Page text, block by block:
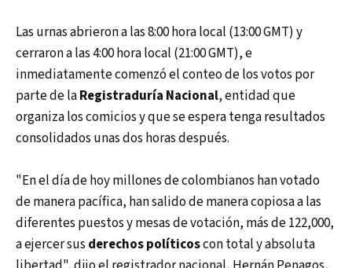
Las urnas abrieron a las 8:00 hora local (13:00 GMT) y
cerraron a las 4:00 hora local (21:00 GMT), e
inmediatamente comenzó el conteo de los votos por
parte de laRegistraduría Nacional, entidad que
organiza los comicios y que se espera tenga resultados
consolidados unas dos horas después.
"En el día de hoy millones de colombianos han votado
de manera pacífica, han salido de manera copiosa a las
diferentes puestos y mesas de votación, más de 122,000,
a ejercer sus derechos políticoscon total y absoluta